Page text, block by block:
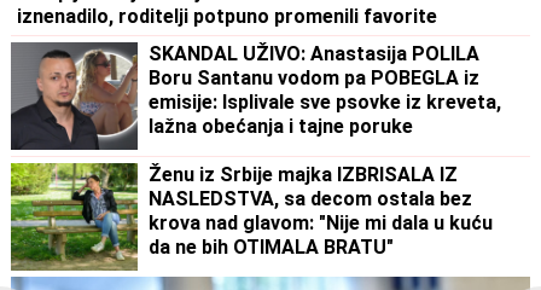
iznenadilo, roditelji potpuno promenili favorite
SKANDAL UŽIVO: Anastasija POLILA
Boru Santanu vodom pa POBEGLA iz
emisije: Isplivale sve psovke iz kreveta,
lažna obećanja i tajne poruke
Ženu iz Srbije majka IZBRISALA IZ
NASLEDSTVA, sa decom ostala bez
krova nad glavom: "Nije mi dala u kuću
da ne bih OTIMALA BRATU"